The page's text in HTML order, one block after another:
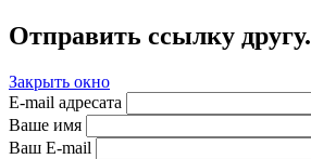
Отправить ссылку другу.
Закрыть окно
E-mail адресата
Ваше имя
Ваш E-mail